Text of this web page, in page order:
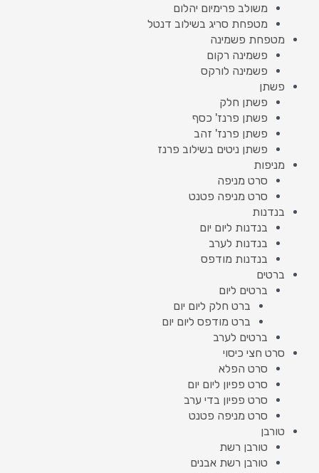
משולב פרימיום יהלום
מטפחת סריג בשילוב דנטל
מטפחת פשמינה
פשמינה רקום
פשמינה לורקס
פשתן
פשתן חלק
פשתן פרנז' כסף
פשתן פרנז' זהב
פשתן ניטים בשילוב פרנז
מניפות
סרט מניפה
סרט מניפה פטנט
בנדנות
בנדנות ליום יום
בנדנות לערב
בנדנות מודפס
ברטים
ברטים ליום
ברט חלק ליום יום
ברט מודפס ליום יום
ברטים לערב
סרט חצי כיסוי
סרט הפלא
סרט פפיון ליום יום
סרט פפיון בדי ערב
סרט מניפה פטנט
טורבן
טורבן רשת
טורבן רשת אבנים